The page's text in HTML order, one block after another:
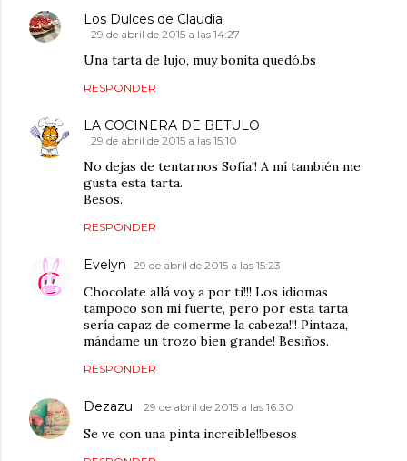
Los Dulces de Claudia
29 de abril de 2015 a las 14:27
Una tarta de lujo, muy bonita quedó.bs
RESPONDER
LA COCINERA DE BETULO
29 de abril de 2015 a las 15:10
No dejas de tentarnos Sofía!! A mí también me
gusta esta tarta.
Besos.
RESPONDER
Evelyn 29 de abril de 2015 a las 15:23
Chocolate allá voy a por ti!!! Los idiomas
tampoco son mi fuerte, pero por esta tarta
sería capaz de comerme la cabeza!!! Pintaza,
mándame un trozo bien grande! Besiños.
RESPONDER
Dezazu 29 de abril de 2015 a las 16:30
Se ve con una pinta increible!!besos